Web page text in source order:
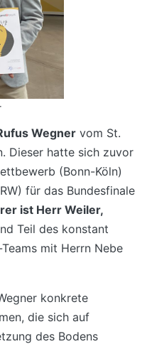
Wegner vom St.
Dieser hatte sich zuvor
(Bonn-Köln)
für das Bundesfinale
ist Herr Weiler,
Teil des konstant
mit Herrn Nebe
konkrete
die sich auf
des Bodens